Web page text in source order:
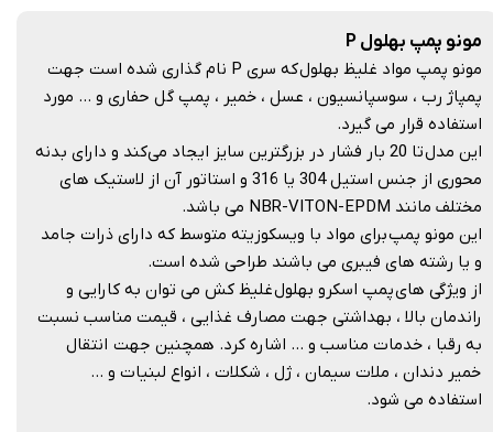
مونو پمپ بهلول P
مونو پمپ مواد غلیظ بهلول که سری P نام گذاری شده است جهت
پمپاژ رب ، سوسپانسیون ، عسل ، خمیر ، پمپ گل حفاری و … مورد
استفاده قرار می گیرد.
این مدل تا 20 بار فشار در بزرگترین سایز ایجاد می‌کند و دارای بدنه
محوری از جنس استیل 304 یا 316 و استاتور آن از لاستیک های
مختلف مانند NBR-VITON-EPDM می باشد.
این مونو پمپ برای مواد با ویسکوزیته متوسط که دارای ذرات جامد
و یا رشته های فیبری می باشند طراحی شده است.
از ویژگی های پمپ اسکرو بهلول غلیظ کش می توان به کارایی و
راندمان بالا ، بهداشتی جهت مصارف غذایی ، قیمت مناسب نسبت
به رقبا ، خدمات مناسب و … اشاره کرد. همچنین جهت انتقال
خمیر دندان ، ملات سیمان ، ژل ، شکلات ، انواع لبنیات و …
استفاده می شود.